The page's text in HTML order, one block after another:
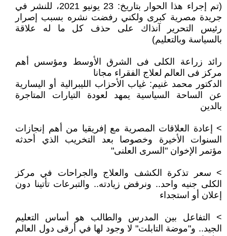
(تم إجراء هذا الحوار بتاريخ: 23 يونيو 2021، للنشر في
جريدة مصرية كبرى ولكني رفضت نشره بسبب إصرار
رئيس التحرير آنذاك على حذف كل ما له علاقة
بالسياسة وبالتعليم)
رائد زراعة الكلى فى الشرق الأوسط ومؤسس أهم
مركز فى العالم لعلاج الفقراء مجانا
الدكتور محمد غنيم: غياب الأحزاب الليبرالية أو اليسارية
عن الساحة السياسية يمهد لعودة التيارات المتاجرة
بالدين
> إعادة العلاقات المصرية مع إفريقيا من أهم إنجازات
السنوات الأخيرة وخصوصا بعد التخريب الذي أحدثه
مؤتمر الإخوان "السرى العلنى"
> سعر تذكرة الكشف والعلاج والجراحات في مركز
الكلى جنيه واحد.. ونرفض زيادته.. والتبرعات تأتينا دون
إعلان أو استجداء
> التفاعل بين المدرس والطالب هو أساس التعليم
الجيد.. و"موضة التابلت" لا وجود لها في أرقى دول العالم